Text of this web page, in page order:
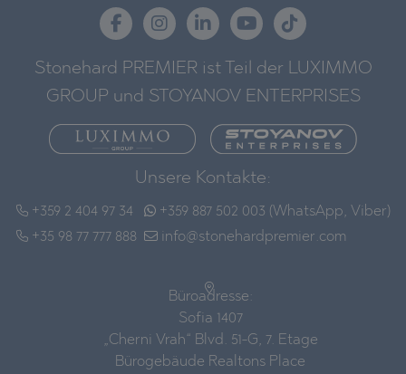
Stonehard PREMIER ist Teil der LUXIMMO
GROUP und STOYANOV ENTERPRISES
Unsere Kontakte:
+359 2 404 97 34
+35 98 77 777 888
+359 887 502 003 (WhatsApp, Viber)
info@stonehardpremier.com
Büroadresse:
Sofia 1407
„Cherni Vrah“ Blvd. 51-G, 7. Etage
Bürogebäude Realtons Place